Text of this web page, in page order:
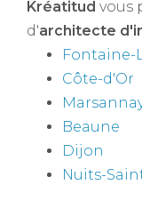
Kréatitud vous
d'architecte
Fontaine-
Côte-d'Or
Beaune
Dijon
Nuits-